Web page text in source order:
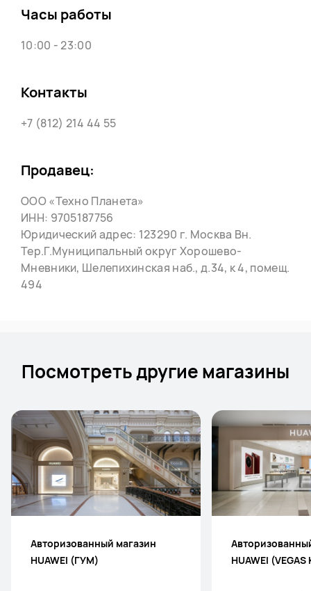
Часы работы
10:00 - 23:00
Контакты
+7 (812) 214 44 55
Продавец:
ООО «Техно Планета»
ИНН: 9705187756
Юридический адрес: 123290 г. Москва Вн.
Тер.Г.Муниципальный округ Хорошево-
Мневники, Шелепихинская наб., д.34, к 4, помещ.
494
Посмотреть другие магазины
Авторизованный магазин
HUAWEI (ГУМ)
HUAWEI